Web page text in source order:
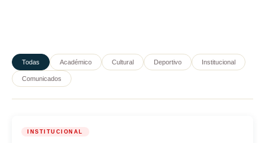
Todas Académico Cultural Deportivo Institucional
Comunicados
INSTITUCIONAL